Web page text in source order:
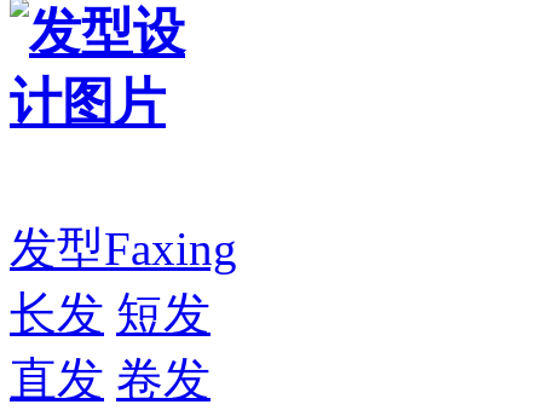
发型Faxing
长发 短发
直发 卷发